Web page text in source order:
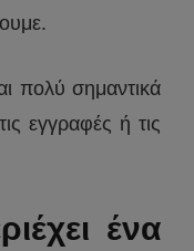
πολύ σημαντικά
εγγραφές ή τις
ένα